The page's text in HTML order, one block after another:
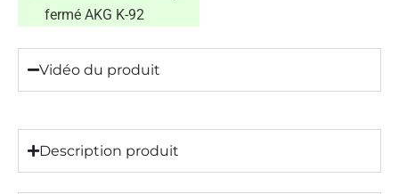
fermé AKG K-92
Vidéo du produit
Description produit